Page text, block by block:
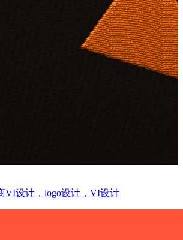
VI设计，logo设计，VI设计